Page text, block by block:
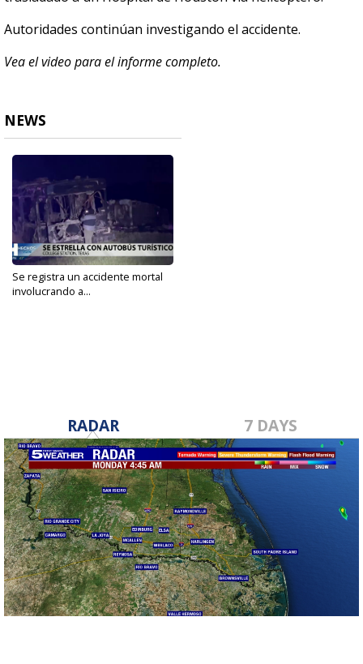
Autoridades continúan investigando el accidente.
Vea el video para el informe completo.
NEWS
Se registra un accidente mortal
involucrando a...
RADAR 7 DAYS